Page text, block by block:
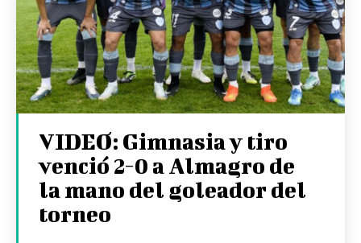
VIDEO: Gimnasia y tiro
venció 2-0 a Almagro de
la mano del goleador del
torneo